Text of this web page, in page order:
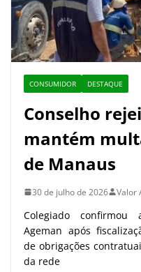
CONSUMIDOR DESTAQUE
Conselho
mantém
de Manaus
30 de julho de 2026 Valor
Colegiado
Ageman após
de obrigações
da rede